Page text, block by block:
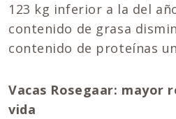
123 kg inferior a la del
contenido de grasa
contenido de proteínas
Vacas Rosegaar: mayor
vida